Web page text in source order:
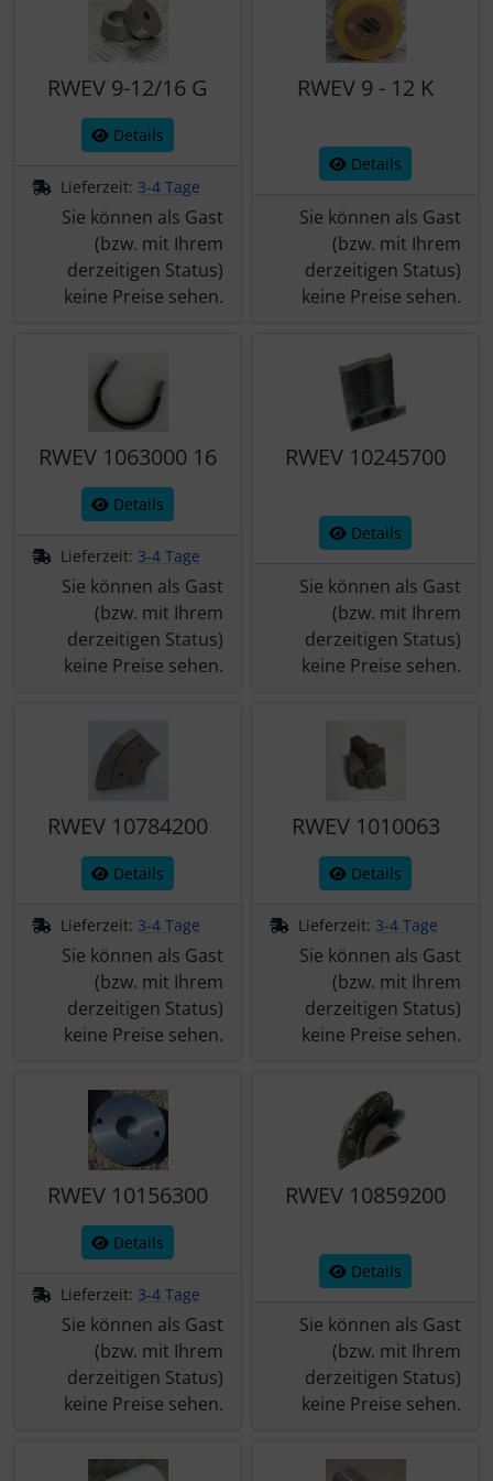
RWEV 9-12/16 G
Details
Lieferzeit: 3-4 Tage
Sie können als Gast
(bzw. mit Ihrem
derzeitigen Status)
keine Preise sehen.
RWEV 9 - 12 K
Details
Sie können als Gast
(bzw. mit Ihrem
derzeitigen Status)
keine Preise sehen.
RWEV 1063000 16
Details
Lieferzeit: 3-4 Tage
Sie können als Gast
(bzw. mit Ihrem
derzeitigen Status)
keine Preise sehen.
RWEV 10245700
Details
Sie können als Gast
(bzw. mit Ihrem
derzeitigen Status)
keine Preise sehen.
RWEV 10784200
Details
Lieferzeit: 3-4 Tage
Sie können als Gast
(bzw. mit Ihrem
derzeitigen Status)
keine Preise sehen.
RWEV 1010063
Details
Lieferzeit: 3-4 Tage
Sie können als Gast
(bzw. mit Ihrem
derzeitigen Status)
keine Preise sehen.
RWEV 10156300
Details
Lieferzeit: 3-4 Tage
Sie können als Gast
(bzw. mit Ihrem
derzeitigen Status)
keine Preise sehen.
RWEV 10859200
Details
Sie können als Gast
(bzw. mit Ihrem
derzeitigen Status)
keine Preise sehen.
Spezialschrauben